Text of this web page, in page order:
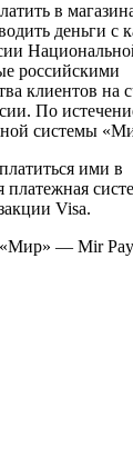
в
деньги с
российскими
клиентов на
По
системы
ими в
Visa.
«Мир» — Mir